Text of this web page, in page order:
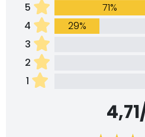
5 71%
4
29%
3
2
1